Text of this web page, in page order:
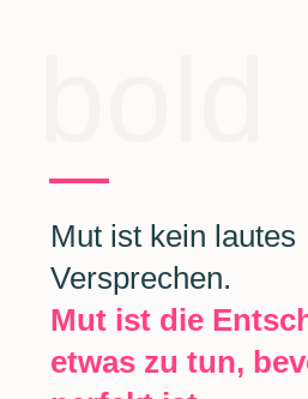
Mut ist kein lautes
Versprechen.
Mut ist die
etwas zu tun,